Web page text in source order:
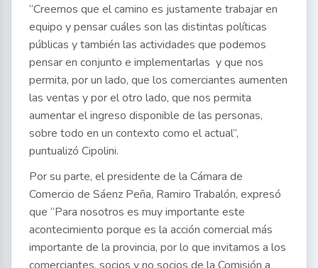
“Creemos que el camino es justamente trabajar en
equipo y pensar cuáles son las distintas políticas
públicas y también las actividades que podemos
pensar en conjunto e implementarlas y que nos
permita, por un lado, que los comerciantes aumenten
las ventas y por el otro lado, que nos permita
aumentar el ingreso disponible de las personas,
sobre todo en un contexto como el actual”,
puntualizó Cipolini.
Por su parte, el presidente de la Cámara de
Comercio de Sáenz Peña, Ramiro Trabalón, expresó
que “Para nosotros es muy importante este
acontecimiento porque es la acción comercial más
importante de la provincia, por lo que invitamos a los